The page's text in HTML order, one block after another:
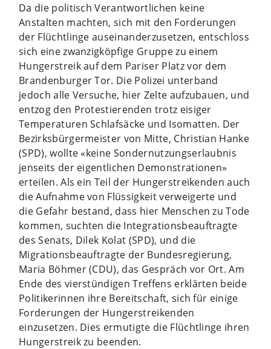
Da die politisch Verantwortlichen keine
Anstalten machten, sich mit den Forderungen
der Flüchtlinge auseinanderzusetzen, entschloss
sich eine zwanzigköpfige Gruppe zu einem
Hungerstreik auf dem Pariser Platz vor dem
Brandenburger Tor. Die Polizei unterband
jedoch alle Versuche, hier Zelte aufzubauen, und
entzog den Protestierenden trotz eisiger
Temperaturen Schlafsäcke und Isomatten. Der
Bezirksbürgermeister von Mitte, Christian Hanke
(SPD), wollte «keine Sondernutzungserlaubnis
jenseits der eigentlichen Demonstrationen»
erteilen. Als ein Teil der Hungerstreikenden auch
die Aufnahme von Flüssigkeit verweigerte und
die Gefahr bestand, dass hier Menschen zu Tode
kommen, suchten die Integrationsbeauftragte
des Senats, Dilek Kolat (SPD), und die
Migrationsbeauftragte der Bundesregierung,
Maria Böhmer (CDU), das Gespräch vor Ort. Am
Ende des vierstündigen Treffens erklärten beide
Politikerinnen ihre Bereitschaft, sich für einige
Forderungen der Hungerstreikenden
einzusetzen. Dies ermutigte die Flüchtlinge ihren
Hungerstreik zu beenden.